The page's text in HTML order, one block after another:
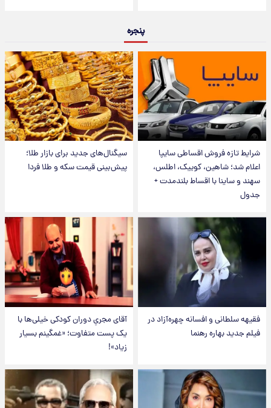
پنجره
شرایط تازه فروش اقساطی سایپا
اعلام شد؛ شاهین، کوییک، اطلس،
سهند و ساینا با اقساط بلندمدت +
جدول
سیگنال‌های جدید برای بازار طلا؛
پیش‌بینی قیمت سکه و طلا فردا
فقیهه سلطانی و افسانه چهره‌آزاد در
فیلم جدید بهاره رهنما
آقای مجریِ دوران کودکی خیلی‌ها با
یک پست متفاوت؛ «غمگینم بسیار
زیاد»!